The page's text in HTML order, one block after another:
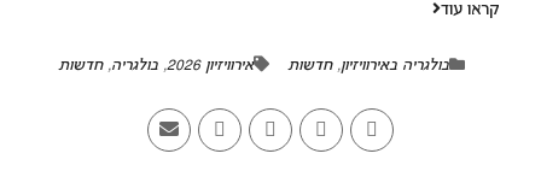
קראו עוד
בולגריה באירוויזיון,חדשות אירוויזיון 2026 , בולגריה,חדשות